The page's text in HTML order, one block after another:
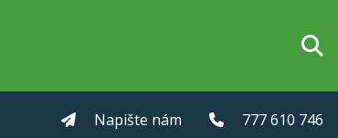
Napište nám 777 610 746